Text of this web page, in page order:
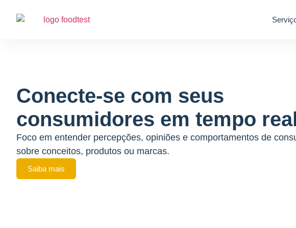
Conecte-se com seus
consumidores em tempo
Foco em entender percepções, opiniões e comportamentos de
sobre conceitos, produtos ou marcas.
Saiba mais